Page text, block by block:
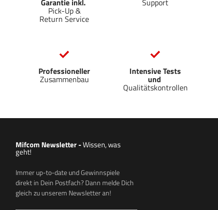
Pick-Up &
Return Service
Professioneller
Zusammenbau
Intensive Tests
und
Qualitätskontrollen
Mifcom Newsletter-Wissen, was
geht!
Immer up-to-date und Gewinnspiele
direkt in Dein Postfach? Dann melde Dich
gleich zu unserem Newsletter an!